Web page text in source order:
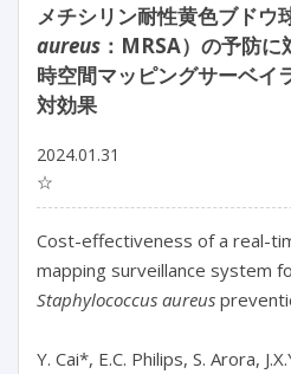
メチシリン耐性黄色ブドウ
aureus ：MRSA）の予防
時空間マッピングサーベイ
対効果
2024.01.31
☆
Cost-effectiveness of a real-
Staphylococcus aureus
Y. Cai*, E.C. Philips, S. Arora,